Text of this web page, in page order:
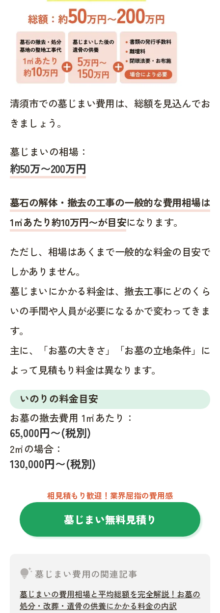
清須市での墓じまい費用は、総額を見込んでお
きましょう。
墓じまいの相場：
約50万〜200万円
墓石の解体・撤去の工事の一般的な費用相場は
1㎡あたり約10万円〜が目安になります。
ただし、相場はあくまで一般的な料金の目安で
しかありません。
墓じまいにかかる料金は、撤去工事にどのくら
いの手間や人員が必要になるかで変わってきま
す。
主に、「お墓の大きさ」「お墓の立地条件」に
よって見積もり料金は異なります。
いのりの料金目安
お墓の撤去費用 1㎡あたり：
65,000円〜(税別)
2㎡の場合：
130,000円〜(税別)
相見積もり歓迎！業界屈指の費用感
墓じまい無料見積り
tips_and_updates墓じまい費用の関連記事
墓じまいの費用相場と平均総額を完全解説！お墓の
処分・改葬・遺骨の供養にかかる料金の内訳